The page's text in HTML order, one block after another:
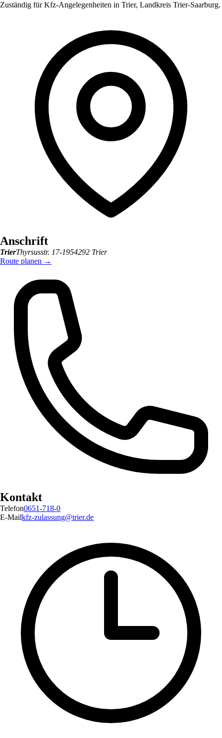
Zuständig für Kfz-Angelegenheiten in Trier, Landkreis Trier-Saarburg.
Anschrift
TrierThyrsusstr. 17-1954292 Trier
Route planen →
Kontakt
Telefon0651-718-0
E-Mailkfz-zulassung@trier.de